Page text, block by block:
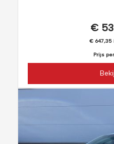
€
€ 647,35
Prijs